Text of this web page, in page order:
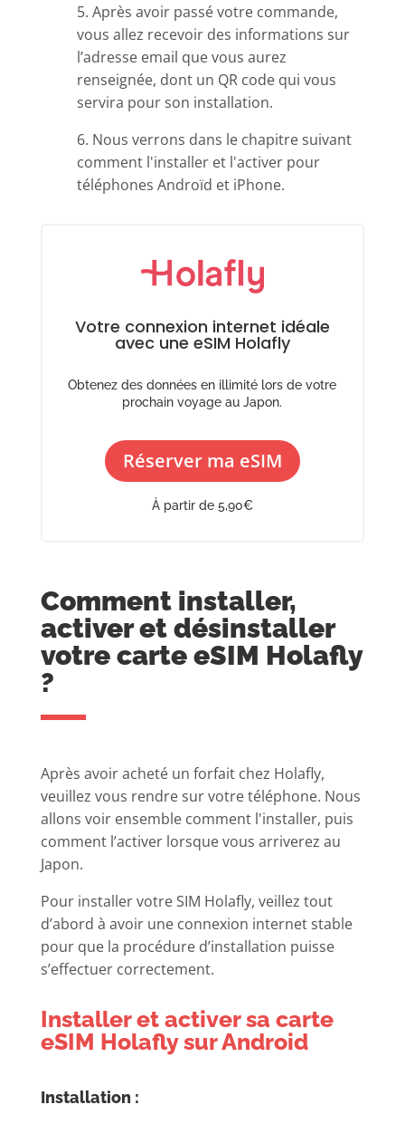
5. Après avoir passé votre commande,
vous allez recevoir des informations sur
l’adresse email que vous aurez
renseignée, dont un QR code qui vous
servira pour son installation.
6. Nous verrons dans le chapitre suivant
comment l'installer et l'activer pour
téléphones Androïd et iPhone.
Votre connexion internet idéale
avec une eSIM Holafly
Obtenez des données en illimité lors de votre
prochain voyage au Japon.
Réserver ma eSIM
À partir de 5,90€
Comment installer,
activer et désinstaller
votre carte eSIM Holafly
?
Après avoir acheté un forfait chez Holafly,
veuillez vous rendre sur votre téléphone. Nous
allons voir ensemble comment l'installer, puis
comment l’activer lorsque vous arriverez au
Japon.
Pour installer votre SIM Holafly, veillez tout
d’abord à avoir une connexion internet stable
pour que la procédure d’installation puisse
s’effectuer correctement.
Installer et activer sa carte
eSIM Holafly sur Android
Installation :